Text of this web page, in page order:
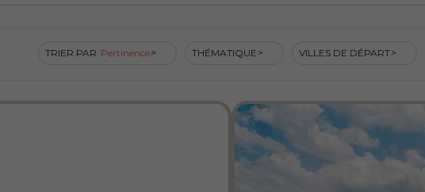
TRIER PAR Pertinence THÉMATIQUE VILLES DE DÉPART